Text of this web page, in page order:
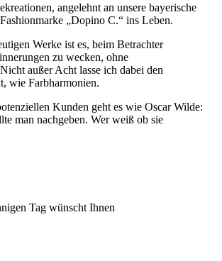
angelehnt an unsere bayerische
„Dopino C.“ ins Leben.
Werke ist es, beim Betrachter
zu wecken, ohne
außer Acht lasse ich dabei den
wie Farbharmonien.
Kunden geht es wie Oscar Wilde:
man nachgeben. Wer weiß ob sie
Tag wünscht Ihnen